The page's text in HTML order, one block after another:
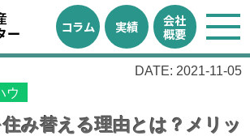
コラム 実績
会社
概要
DATE: 2021-11-05
ウ
み替える理由とは？メリッ